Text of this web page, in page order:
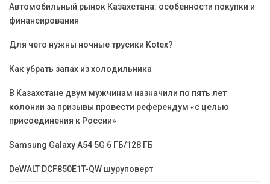
Автомобильный рынок Казахстана: особенности покупки и
финансирования
Для чего нужны ночные трусики Kotex?
Как убрать запах из холодильника
В Казахстане двум мужчинам назначили по пять лет
колонии за призывы провести референдум «с целью
присоединения к России»
Samsung Galaxy A54 5G 6 ГБ/128 ГБ
DeWALT DCF850E1T-QW шуруповерт